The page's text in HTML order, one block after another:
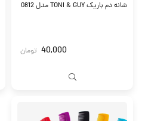
شانه دم باریک TONI & GUY مدل 0812
40,000 تومان